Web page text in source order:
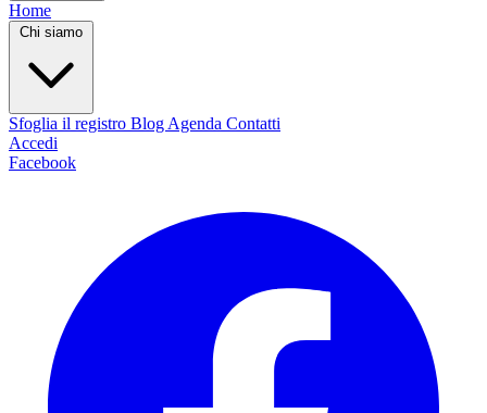
Home
Chi siamo
Sfoglia il registro Blog Agenda Contatti
Accedi
Facebook